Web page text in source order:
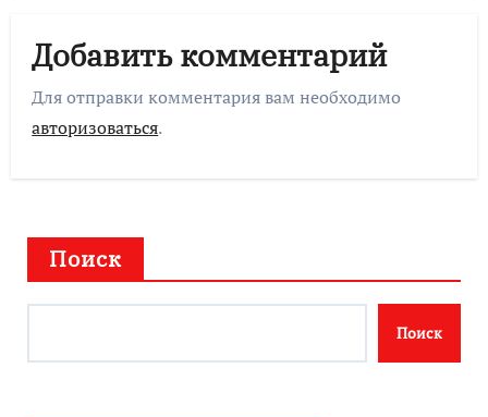
Добавить комментарий
Для отправки комментария вам необходимо
авторизоваться.
Поиск
Поиск